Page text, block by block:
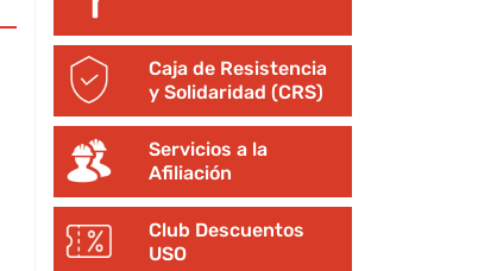
Caja de Resistencia
y Solidaridad (CRS)
Servicios a la
Afiliación
Club Descuentos
USO